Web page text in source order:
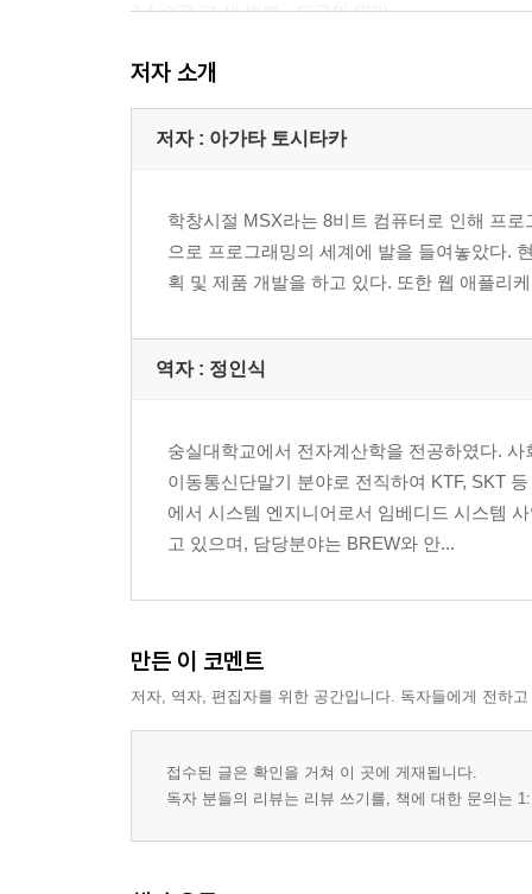
2.4 습관 그 세 번째 - 도구의 연마
2.5 습관 그 네 번째 - 알기
좋은 지식을 얻자
2.6 습관 그 다섯 번째 - 듣기
CHAPTER 3 명명하기_
3.1 좋은 코드는 좋은 이름에서 나온다
3.4 변수명
3.6 클래스명
3.7 패키지/네임스페이스명
3.8 프로젝트명
3.9 정리
CHAPTER 4 스코프_
4.2 스코프란 무엇인가?
4.3 스코프를 작게 해서 기억해 둘 것을 줄이자!
4.6 메소드의 스코프
4.8 캐스트를 사용한 가시성의 제어
저자 소개
저자 : 아가타 토시타카
학창시절 MSX라는 8비트 컴퓨터로 인해 프
으로 프로그래밍의 세계에 발을 들여놓았다.
획 및 제품 개발을 하고 있다. 또한 웹 애플리
역자 : 정인식
숭실대학교에서 전자계산학을 전공하였다.
이동통신단말기 분야로 전직하여 KTF, SKT
에서 시스템 엔지니어로서 임베디드 시스템
고 있으며, 담당분야는 BREW와 안...
만든 이 코멘트
저자, 역자, 편집자를 위한 공간입니다. 독자들에게 전하
접수된 글은 확인을 거쳐 이 곳에 게재됩니다.
독자 분들의 리뷰는 리뷰 쓰기를, 책에 대한 문의는